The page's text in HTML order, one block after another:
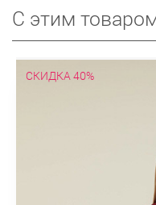
С этим
СКИДКА 40%